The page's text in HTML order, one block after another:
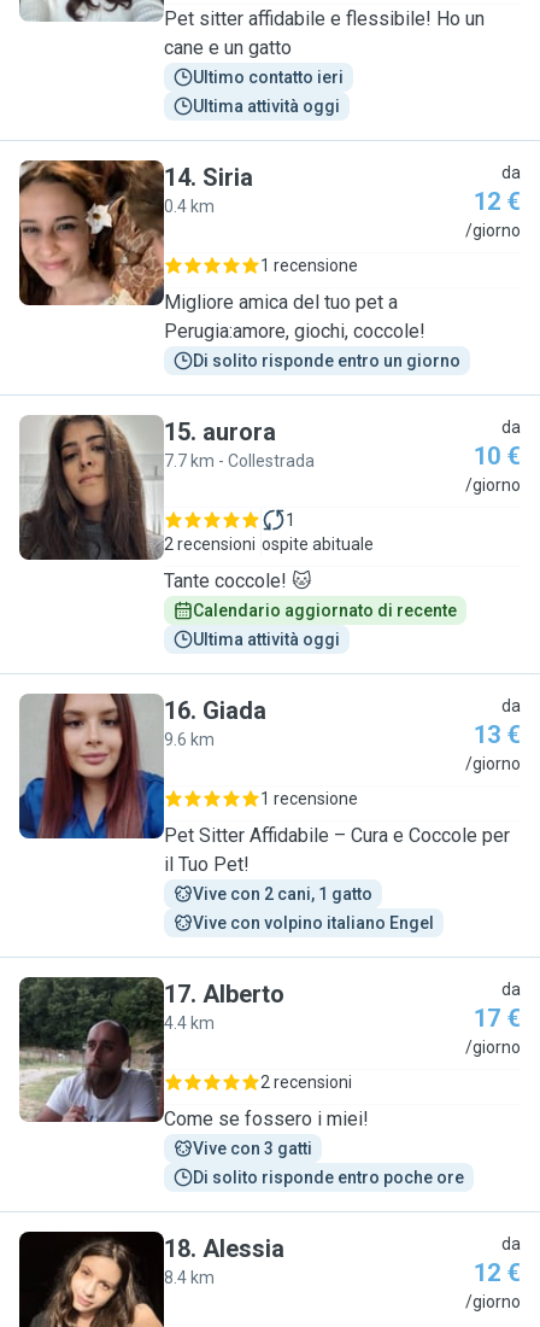
Pet sitter affidabile e flessibile! Ho un
cane e un gatto
Ultimo contatto ieri
Ultima attività oggi
S
14. Siria
0.4 km
da
12 €
/giorno
1 recensione
Migliore amica del tuo pet a
Perugia:amore, giochi, coccole!
Di solito risponde entro un giorno
A
15. aurora
7.7 km - Collestrada
da
10 €
/giorno
2 recensioni
1
ospite abituale
Tante coccole! 🐱
Calendario aggiornato di recente
Ultima attività oggi
G
16. Giada
9.6 km
da
13 €
/giorno
1 recensione
Pet Sitter Affidabile – Cura e Coccole per
il Tuo Pet!
Vive con 2 cani, 1 gatto
Vive con volpino italiano Engel
A
17. Alberto
4.4 km
da
17 €
/giorno
2 recensioni
Come se fossero i miei!
Vive con 3 gatti
Di solito risponde entro poche ore
A
18. Alessia
8.4 km
da
12 €
/giorno